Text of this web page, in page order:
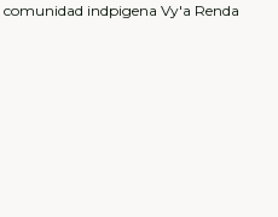
indpigena Vy'a Renda